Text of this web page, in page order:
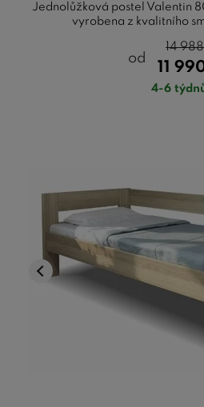
Jednolůžková postel Valentin
vyrobena z kvalitního
od
11
14
4-6